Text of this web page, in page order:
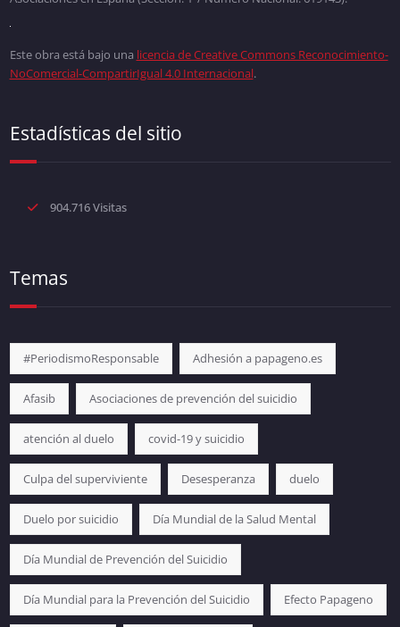
Este obra está bajo una licencia de Creative Commons Reconocimiento-
NoComercial-CompartirIgual 4.0 Internacional.
Estadísticas del sitio
904.716 Visitas
Temas
#PeriodismoResponsable Adhesión a papageno.es
Afasib Asociaciones de prevención del suicidio
atención al duelo covid-19 y suicidio
Culpa del superviviente Desesperanza duelo
Duelo por suicidio Día Mundial de la Salud Mental
Día Mundial de Prevención del Suicidio
Día Mundial para la Prevención del Suicidio Efecto Papageno